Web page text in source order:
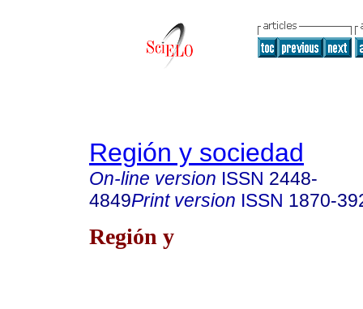
Región y sociedad
On-line version ISSN 2448-
4849Print version ISSN 1870-
Región y